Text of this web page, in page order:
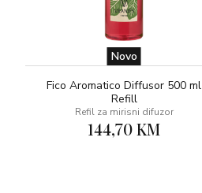
Novo
Fico Aromatico Diffusor 500 ml
Refill
Refil za mirisni difuzor
144,70 KM